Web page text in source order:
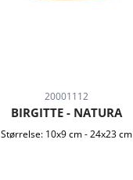
20001112
BIRGITTE - NATURA
Størrelse: 10x9 cm-24x23 cm